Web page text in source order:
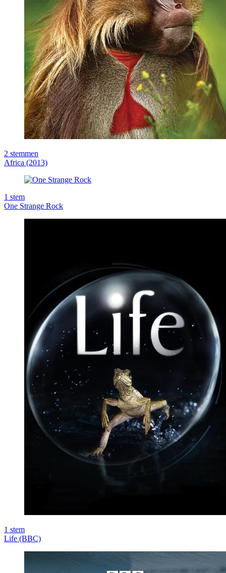
2 stemmen
Africa (2013)
1 stem
One Strange Rock
1 stem
Life (BBC)